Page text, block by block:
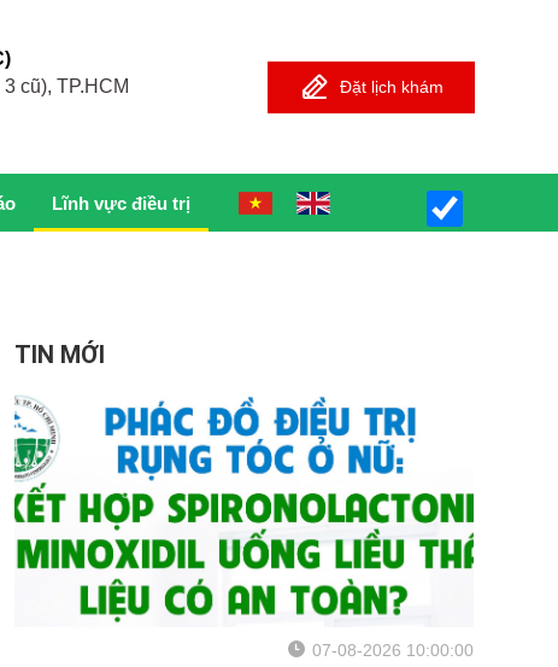
cũ), TP.HCM
Đặt lịch khám
Lĩnh vực điều trị
TIN MỚI
07-08-2026 10:00:00